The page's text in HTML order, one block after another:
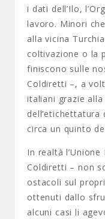
i dati dell’Ilo,
lavoro. Minori
alla vicina
coltivazione o la
finiscono sulle
Coldiretti –, a
italiani grazie alla
dell’etichettatura
circa un quinto
In realtà
Coldiretti – non
ostacoli sul
ottenuti dallo
alcuni casi li